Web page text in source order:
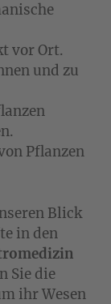
vor Ort.
und zu
Pflanzen
Blick
in den
Sie die
ihr Wesen